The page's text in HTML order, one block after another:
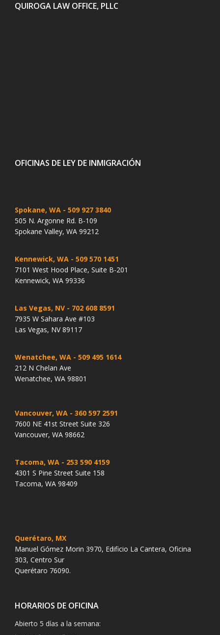
QUIROGA LAW OFFICE, PLLC
OFICINAS DE LEY DE INMIGRACIÓN
Spokane, WA - 509 927 3840
505 N. Argonne Rd. B-109
Spokane Valley, WA 99212
Kennewick, WA - 509 570 1451
7101 West Hood Place, Suite B-201
Kennewick, WA 99336
Las Vegas, NV - 702 608 8591
7935 W Sahara Ave #103
Las Vegas, NV 89117
Wenatchee, WA - 509 495 1614
212 N Chelan Ave
Wenatchee, WA 98801
Vancouver, WA - 360 597 2591
7600 NE 41st Street Suite 326
Vancouver, WA 98662
Tacoma, WA - 253 590 4159
4301 S Pine Street Suite 158
Tacoma, WA 98409
Querétaro, MX
Manuel Gómez Morin 3970, Edificio La Cantera, Oficina
303, Centro Sur
Querétaro 76090.
HORARIOS DE OFICINA
Abierto 5 días a la semana: